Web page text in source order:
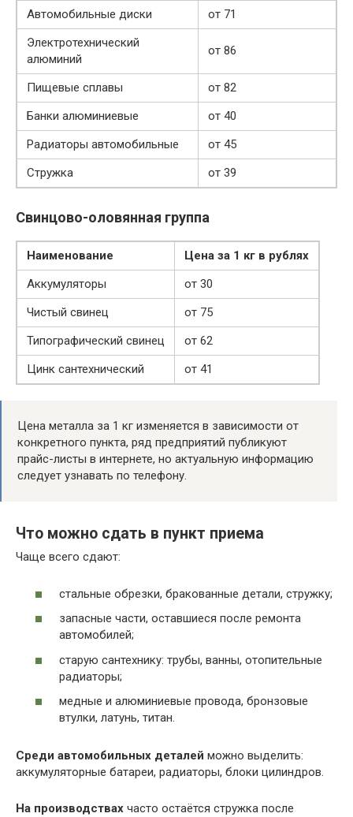
Автомобильные диски
от 71
Электротехнический
алюминий
от 86
Пищевые сплавы
от 82
Банки алюминиевые
от 40
Радиаторы автомобильные
от 45
Стружка
от 39
Свинцово-оловянная группа
Наименование
Цена за 1 кг в рублях
Аккумуляторы
от 30
Чистый свинец
от 75
Типографический свинец
от 62
Цинк сантехнический
от 41
Цена металла за 1 кг изменяется в зависимости от
конкретного пункта, ряд предприятий публикуют
прайс-листы в интернете, но актуальную информацию
следует узнавать по телефону.
Что можно сдать в пункт приема
Чаще всего сдают:
стальные обрезки, бракованные детали, стружку;
запасные части, оставшиеся после ремонта
автомобилей;
старую сантехнику: трубы, ванны, отопительные
радиаторы;
медные и алюминиевые провода, бронзовые
втулки, латунь, титан.
Среди автомобильных деталей можно выделить:
аккумуляторные батареи, радиаторы, блоки цилиндров.
На производствах часто остаётся стружка после